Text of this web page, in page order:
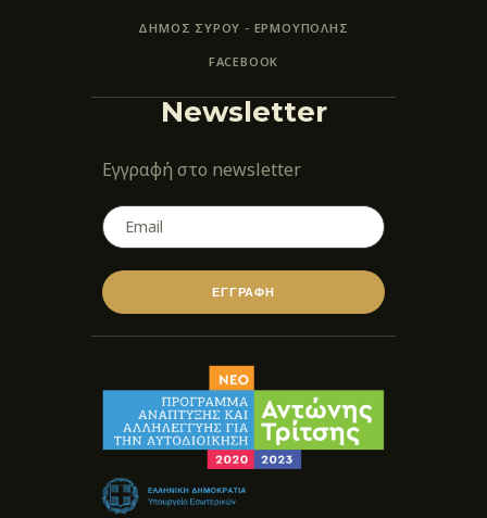
ΔΗΜΟΣ ΣΥΡΟΥ - ΕΡΜΟΎΠΟΛΗΣ
FACEBOOK
Newsletter
Εγγραφή στο newsletter
ΕΓΓΡΑΦΗ